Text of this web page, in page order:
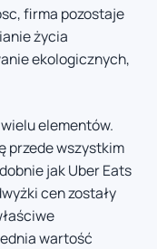
firma pozostaje
życia
ekologicznych,
elementów.
przede wszystkim
jak Uber Eats
cen zostały
wartość